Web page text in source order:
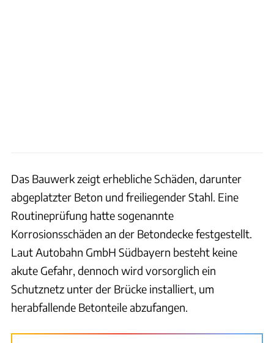
Das Bauwerk zeigt erhebliche Schäden, darunter
abgeplatzter Beton und freiliegender Stahl. Eine
Routineprüfung hatte sogenannte
Korrosionsschäden an der Betondecke festgestellt.
Laut Autobahn GmbH Südbayern besteht keine
akute Gefahr, dennoch wird vorsorglich ein
Schutznetz unter der Brücke installiert, um
herabfallende Betonteile abzufangen.